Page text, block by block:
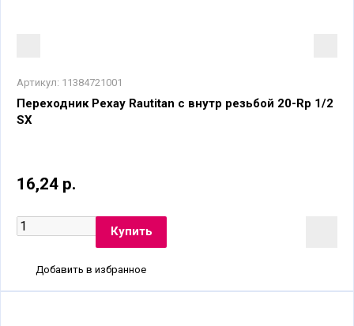
Артикул: 11384721001
Переходник Рехау Rautitan с внутр резьбой 20-Rp 1/2
SX
16,24 р.
Добавить в избранное